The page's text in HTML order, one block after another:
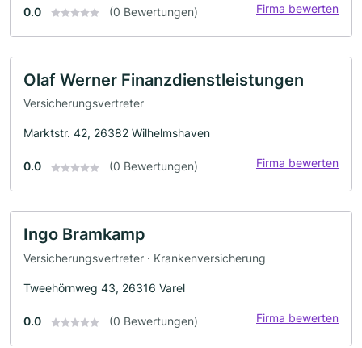
0.0 (0 Bewertungen) Firma bewerten
Olaf Werner Finanzdienstleistungen
Versicherungsvertreter
Marktstr. 42, 26382 Wilhelmshaven
0.0 (0 Bewertungen) Firma bewerten
Ingo Bramkamp
Versicherungsvertreter · Krankenversicherung
Tweehörnweg 43, 26316 Varel
0.0 (0 Bewertungen) Firma bewerten